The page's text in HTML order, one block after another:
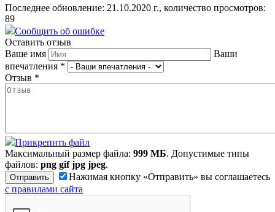
Последнее обновление: 21.10.2020 г., количество просмотров:
89
Сообщить об ошибке
Оставить отзыв
Ваше имя
Ваши
впечатления *
Отзыв *
Прикрепить файл
Максимальный размер файла: 999 МБ. Допустимые типы
файлов: png gif jpg jpeg.
Нажимая кнопку «Отправить» вы соглашаетесь
с правилами сайта